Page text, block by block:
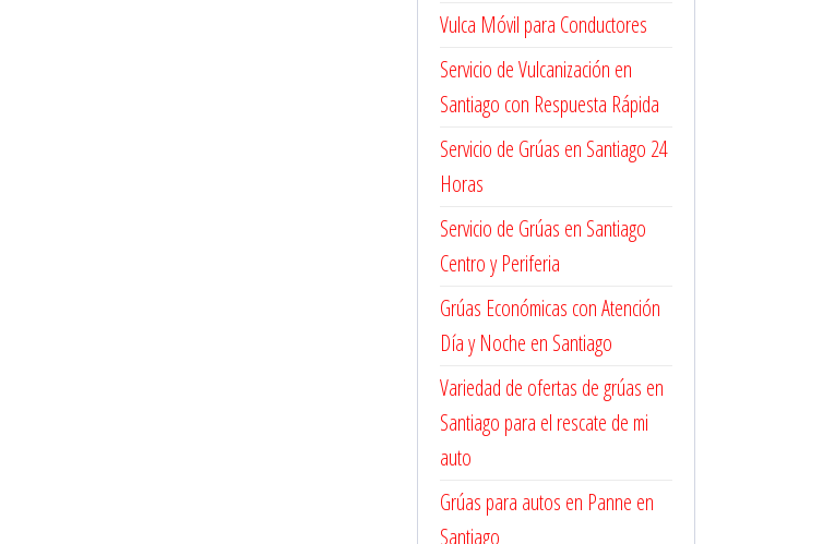
Vulca Móvil para Conductores
Servicio de Vulcanización en
Santiago con Respuesta Rápida
Servicio de Grúas en Santiago 24
Horas
Servicio de Grúas en Santiago
Centro y Periferia
Grúas Económicas con Atención
Día y Noche en Santiago
Variedad de ofertas de grúas en
Santiago para el rescate de mi
auto
Grúas para autos en Panne en
Santiago